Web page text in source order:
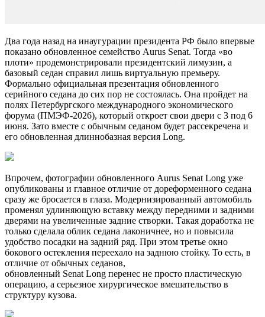
Два года назад на инаугурации президента РФ было впервые
показано обновленное семейство Aurus Senat. Тогда «во
плоти» продемонстрировали президентский лимузин, а
базовый седан справил лишь виртуальную премьеру.
Формально официальная презентация обновленного
серийного седана до сих пор не состоялась. Она пройдет на
полях Петербургского международного экономического
форума (ПМЭФ-2026), который откроет свои двери с 3 под 6
июня. Зато вместе с обычным седаном будет рассекречена и
его обновленная длиннобазная версия Long.
Впрочем, фотографии обновленного Aurus Senat Long уже
опубликованы и главное отличие от дореформенного седана
сразу же бросается в глаза. Модернизированный автомобиль
променял удлиняющую вставку между передними и задними
дверями на увеличенные задние створки. Такая доработка не
только сделала облик седана лаконичнее, но и повысила
удобство посадки на задний ряд. При этом третье окно
бокового остекления переехало на заднюю стойку. То есть, в
отличие от обычных седанов,
обновленный Senat Long перенес не просто пластическую
операцию, а серьезное хирургическое вмешательство в
структуру кузова.